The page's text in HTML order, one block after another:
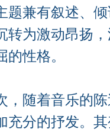
题兼有叙述、
转为激动昂扬
性格。
，随着音乐的
充分的抒发。